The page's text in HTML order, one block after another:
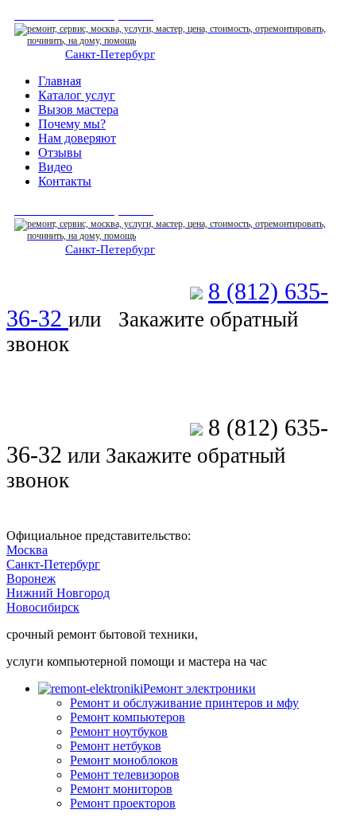
Санкт-Петербург
Главная
Каталог услуг
Вызов мастера
Почему мы?
Нам доверяют
Отзывы
Видео
Контакты
Санкт-Петербург
8 (812) 635-
36-32 или
Закажите обратный
звонок
8 (812) 635-
36-32 или Закажите обратный
звонок
Официальное представительство:
Москва
Санкт-Петербург
Воронеж
Нижний Новгород
Новосибирск
срочный ремонт бытовой техники,
услуги компьютерной помощи и мастера на час
Ремонт электроники
Ремонт и обслуживание принтеров и мфу
Ремонт компьютеров
Ремонт ноутбуков
Ремонт нетбуков
Ремонт моноблоков
Ремонт телевизоров
Ремонт мониторов
Ремонт проекторов